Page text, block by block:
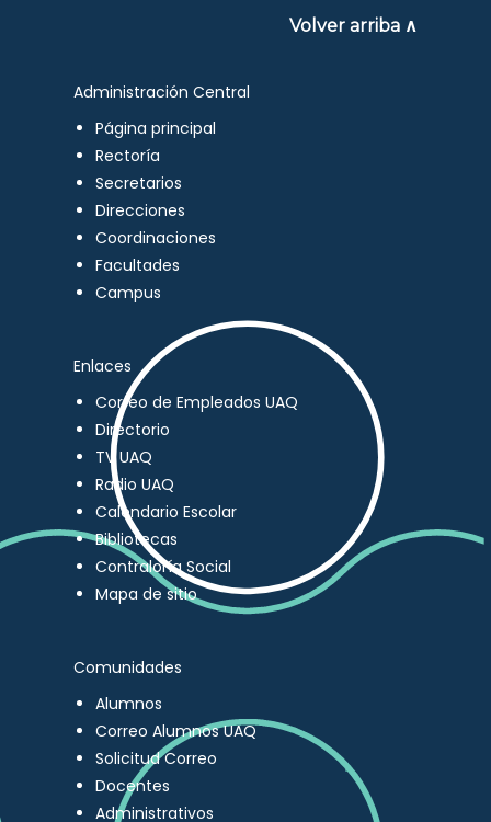
Volver arriba ∧
Administración Central
Página principal
Rectoría
Secretarios
Direcciones
Coordinaciones
Facultades
Campus
Enlaces
Correo de Empleados UAQ
Directorio
TV UAQ
Radio UAQ
Calendario Escolar
Bibliotecas
Contraloría Social
Mapa de sitio
Comunidades
Alumnos
Correo Alumnos UAQ
Solicitud Correo
Docentes
Administrativos